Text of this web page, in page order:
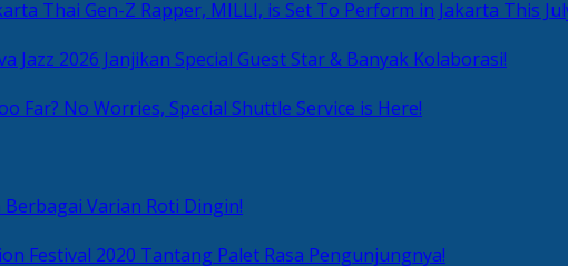
Thai Gen-Z Rapper, MILLI, is Set To Perform in Jakarta This
Jazz 2026 Janjikan Special Guest Star & Banyak Kolaborasi!
Far? No Worries, Special Shuttle Service is Here!
Varian Roti Dingin!
Festival 2020 Tantang Palet Rasa Pengunjungnya!